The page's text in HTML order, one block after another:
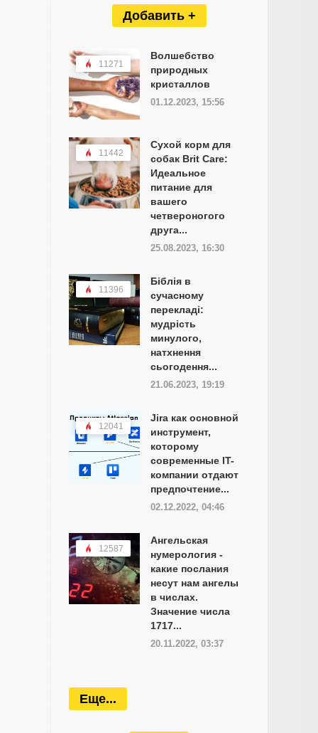
Добавить +
11271
Волшебство
природных
кристаллов
01.12.2023, 15:56
11442
Сухой корм для
собак Brit Care:
Идеальное
питание для
вашего
четвероногого
друга...
25.08.2023, 16:30
11396
Біблія в
сучасному
перекладі:
мудрість
минулого,
натхнення
сьогодення...
21.06.2023, 19:19
12041
Jira как основной
инструмент,
которому
современные IT-
компании отдают
предпочтение...
02.12.2022, 04:46
12587
Ангельская
нумерология -
какие послания
несут нам ангелы
в числах.
Значение числа
1717...
20.11.2022, 03:37
Еще...